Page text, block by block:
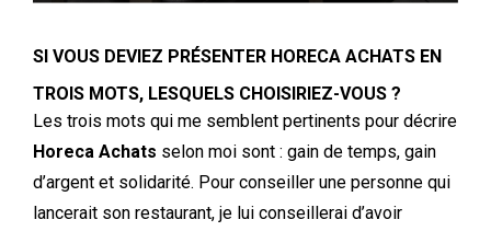
SI VOUS DEVIEZ PRÉSENTER HORECA ACHATS EN
TROIS MOTS, LESQUELS CHOISIRIEZ-VOUS ?
Les trois mots qui me semblent pertinents pour décrire
Horeca Achats selon moi sont : gain de temps, gain
d’argent et solidarité. Pour conseiller une personne qui
lancerait son restaurant, je lui conseillerai d’avoir